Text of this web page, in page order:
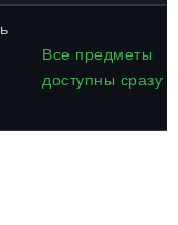
Все предметы
доступны сразу